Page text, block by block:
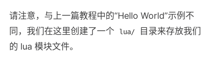
请注意，与上一篇教程中的“Hello World”示例不
同，我们在这里创建了一个
lua/
目录来存放我们
的 lua 模块文件。